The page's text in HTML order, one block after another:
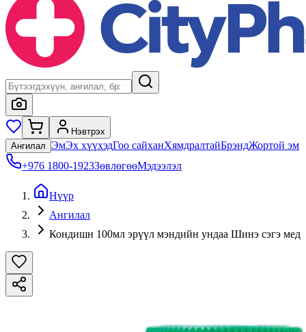
Нэвтрэх
Ангилал ЭмЭх хүүхэдГоо сайханХямдралтайБрэндЖортой эм
+976 1800-1923ЗөвлөгөөМэдээлэл
Нүүр
Ангилал
Кондишн 100мл эрүүл мэндийн ундаа Шинэ сэгэ мед